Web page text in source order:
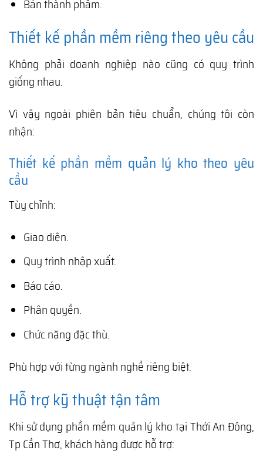
Bán thành phẩm.
Thiết kế phần mềm riêng theo yêu cầu
Không phải doanh nghiệp nào cũng có quy trình
giống nhau.
Vì vậy ngoài phiên bản tiêu chuẩn, chúng tôi còn
nhận:
Thiết kế phần mềm quản lý kho theo yêu
cầu
Tùy chỉnh:
Giao diện.
Quy trình nhập xuất.
Báo cáo.
Phân quyền.
Chức năng đặc thù.
Phù hợp với từng ngành nghề riêng biệt.
Hỗ trợ kỹ thuật tận tâm
Khi sử dụng phần mềm quản lý kho tại Thới An Đông,
Tp Cần Thơ, khách hàng được hỗ trợ: